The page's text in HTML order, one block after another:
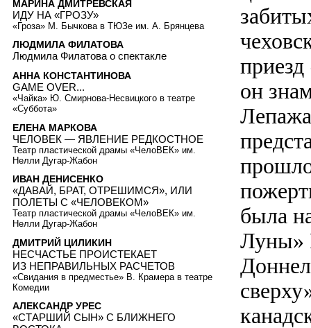
он
была
Луны»
МАРИНА ДМИТРЕВСКАЯ
ИДУ НА «ГРОЗУ»
«Гроза» М. Бычкова в ТЮЗе им. А. Брянцева
ЛЮДМИЛА ФИЛАТОВА
Людмила Филатова о спектакле
АННА КОНСТАНТИНОВА
GAME OVER...
«Чайка» Ю. Смирнова-Несвицкого в театре
«Суббота»
ЕЛЕНА МАРКОВА
ЧЕЛОВЕК — ЯВЛЕНИЕ РЕДКОСТНОЕ
Театр пластической драмы «ЧелоВЕК» им.
Нелли Дугар-Жабон
ИВАН ДЕНИСЕНКО
«ДАВАЙ, БРАТ, ОТРЕШИМСЯ», ИЛИ
ПОЛЕТЫ С «ЧЕЛОВЕКОМ»
Театр пластической драмы «ЧелоВЕК» им.
Нелли Дугар-Жабон
ДМИТРИЙ ЦИЛИКИН
НЕСЧАСТЬЕ ПРОИСТЕКАЕТ
ИЗ НЕПРАВИЛЬНЫХ РАСЧЕТОВ
«Свидания в предместье» В. Крамера в театре
Комедии
АЛЕКСАНДР УРЕС
«СТАРШИЙ СЫН» С БЛИЖНЕГО